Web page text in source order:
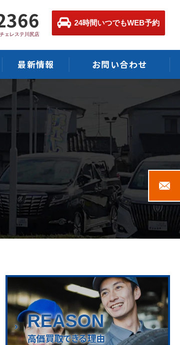
ェレステ川尻店
24時間いつでもWEB予約
最新情報 お問い合わせ
REASON
高価買取できる理由